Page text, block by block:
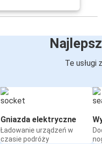
Te usługi
Gniazda elektryczne
Ładowanie urządzeń w
czasie podróży